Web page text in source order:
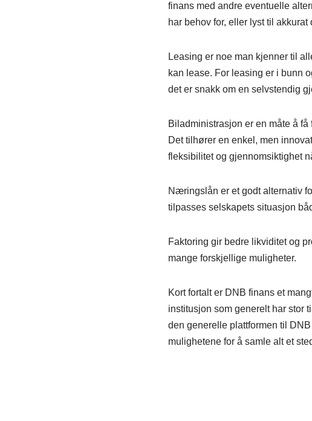
finans med andre eventuelle
har behov for, eller lyst til
Leasing er noe man kjenner til
kan lease. For leasing er i bunn
det er snakk om en selvstendig
Biladministrasjon er en måte å
Det tilhører en enkel, men
fleksibilitet og gjennomsiktighet
Næringslån er et godt alternativ
tilpasses selskapets situasjon
Faktoring gir bedre likviditet og
mange forskjellige muligheter.
Kort fortalt er DNB finans et
institusjon som generelt har stor
den generelle plattformen til
mulighetene for å samle alt et